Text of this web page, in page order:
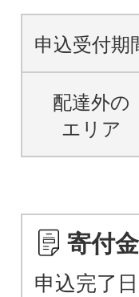
申込受付期
配達外の
エリア
寄付
申込完了